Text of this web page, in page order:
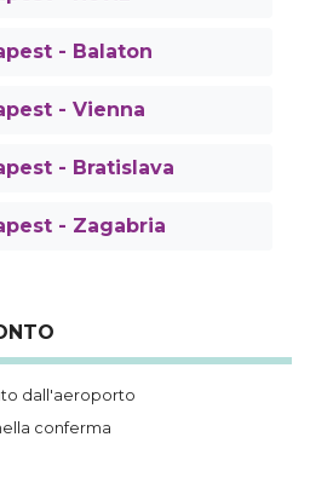
- Balaton
- Vienna
- Bratislava
- Zagabria
dall'aeroporto
conferma